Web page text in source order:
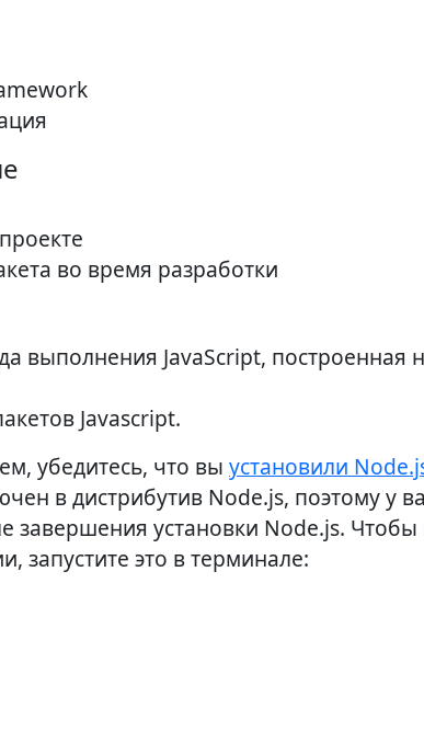
во время разработки
выполнения JavaScript, построенная
Javascript.
убедитесь, что вы установили
в дистрибутив Node.js, поэтому у
завершения установки Node.js.
запустите это в терминале: